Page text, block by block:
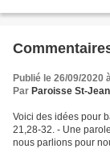
Publié le 26/09/2020
Par Paroisse St-
Voici des idées pour
21,28-32. - Une
nous parlions pour